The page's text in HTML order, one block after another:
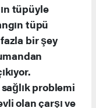
tüpüyle
tüpü
bir şey
problemi
olan çarşı ve